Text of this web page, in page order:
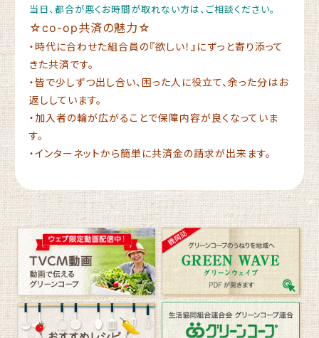
当日、都合が悪くお時間が取れない方は、ご相談ください。
☆co-op共済の魅力☆
・時代に合わせた組合員の『欲しい！』にずっと寄り添って
きた共済です。
・皆で少しずつ出し合い、困った人に役立て、余った分はお
返ししています。
・加入者の輪が広がることで保障内容が良くなっていま
す。
・インターネットから簡単に共済金の請求が出来ます。